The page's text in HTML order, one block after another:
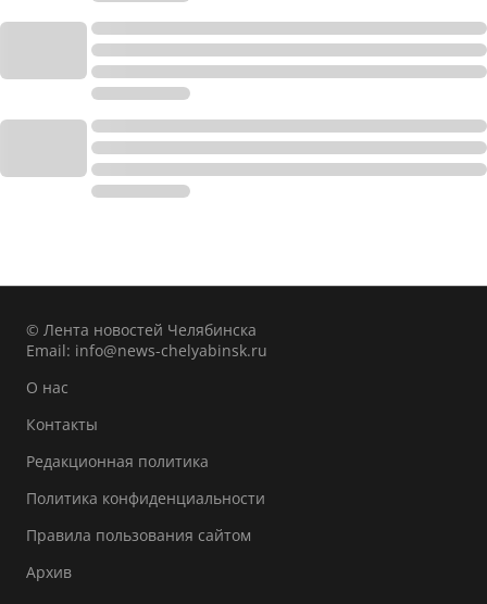
© Лента новостей Челябинска
Email: info@news-chelyabinsk.ru
О нас
Контакты
Редакционная политика
Политика конфиденциальности
Правила пользования сайтом
Архив